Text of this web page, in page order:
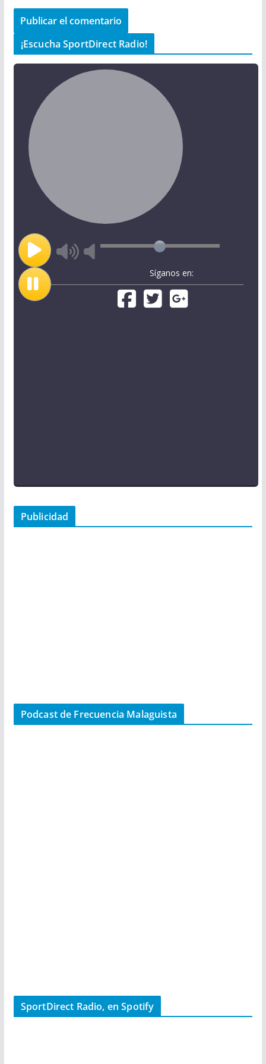
¡Escucha SportDirect Radio!
Síganos en:
Publicidad
Podcast de Frecuencia Malaguista
SportDirect Radio, en Spotify